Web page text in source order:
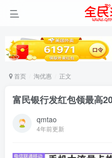
首页 淘优惠 正文
富民银行发红包领最高
qmtao
4年前更新